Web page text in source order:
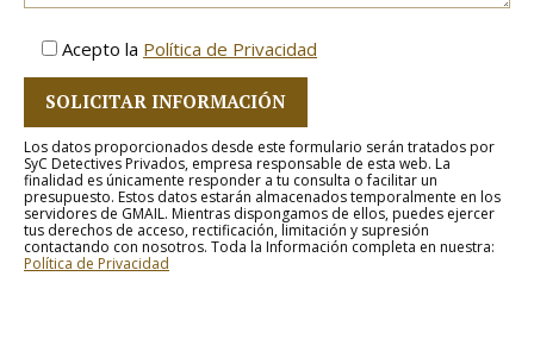
Acepto la Política de Privacidad
Los datos proporcionados desde este formulario serán tratados por
SyC Detectives Privados, empresa responsable de esta web. La
finalidad es únicamente responder a tu consulta o facilitar un
presupuesto. Estos datos estarán almacenados temporalmente en los
servidores de GMAIL. Mientras dispongamos de ellos, puedes ejercer
tus derechos de acceso, rectificación, limitación y supresión
contactando con nosotros. Toda la Información completa en nuestra:
Política de Privacidad